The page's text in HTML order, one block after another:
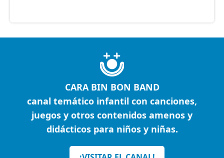
CARA BIN BON BAND
canal temático infantil con canciones,
juegos y otros contenidos amenos y
didácticos para niños y niñas.